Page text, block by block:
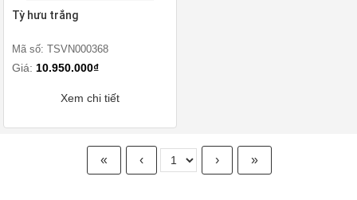
Tỳ hưu trắng
Mã số: TSVN000368
Giá: 10.950.000₫
Xem chi tiết
« ‹ › »